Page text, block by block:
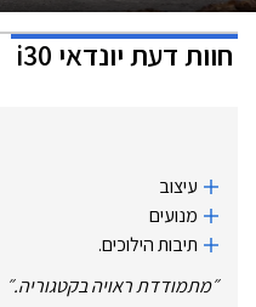
חוות דעתיונדאי i30
עיצוב
מנועים
תיבות הילוכים.
״מתמודדת ראויה בקטגוריה.״